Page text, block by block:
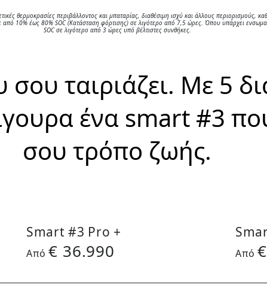
θερμοκρασίες περιβάλλοντος και μπαταρίας, διαθέσιμη ισχύ και άλλους περιορισμούς,
10% έως 80% SOC (Κατάσταση φόρτισης) σε λιγότερο από 7,5 ώρες. Όπου υπάρχει
SOC σε λιγότερο από 3 ώρες υπό βέλτιστες συνθήκες.
ταιριάζει. Με 5
ένα smart #3
σου τρόπο ζωής.
Smart #3 Pro +
Aπό€ 36.990 Aπό€